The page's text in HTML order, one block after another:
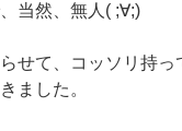
当然、無人( ;∀;)
せて、コッソリ持
ました。